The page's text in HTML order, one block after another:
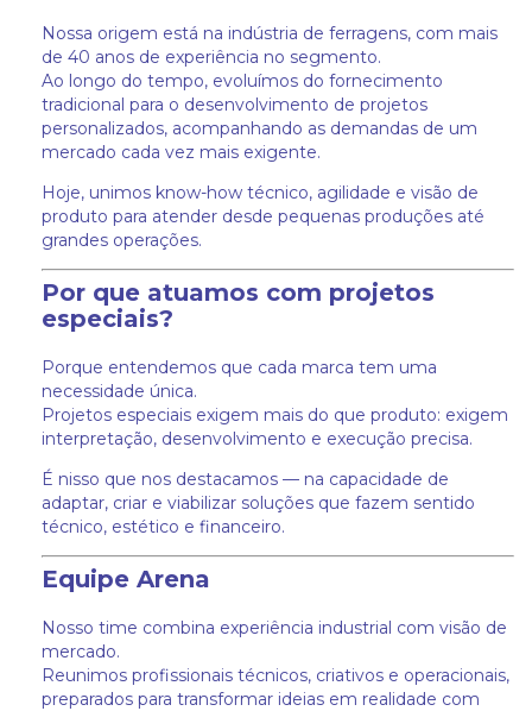
Nossa origem está na indústria de ferragens, com mais
de 40 anos de experiência no segmento.
Ao longo do tempo, evoluímos do fornecimento
tradicional para o desenvolvimento de projetos
personalizados, acompanhando as demandas de um
mercado cada vez mais exigente.
Hoje, unimos know-how técnico, agilidade e visão de
produto para atender desde pequenas produções até
grandes operações.
Por que atuamos com projetos
especiais?
Porque entendemos que cada marca tem uma
necessidade única.
Projetos especiais exigem mais do que produto: exigem
interpretação, desenvolvimento e execução precisa.
É nisso que nos destacamos — na capacidade de
adaptar, criar e viabilizar soluções que fazem sentido
técnico, estético e financeiro.
Equipe Arena
Nosso time combina experiência industrial com visão de
mercado.
Reunimos profissionais técnicos, criativos e operacionais,
preparados para transformar ideias em realidade com